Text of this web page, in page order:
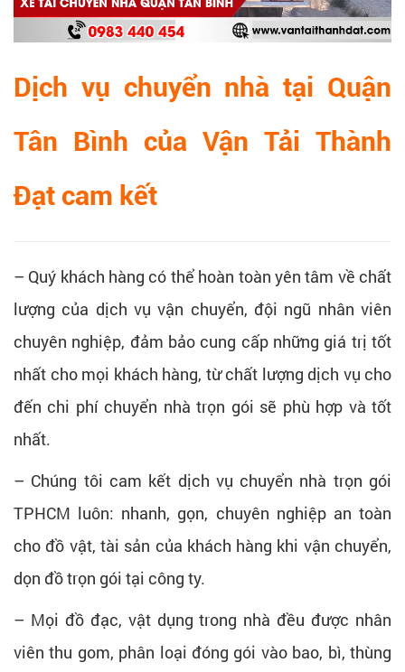
Dịch vụ chuyển nhà tại Quận
Tân Bình của Vận Tải Thành
Đạt cam kết
– Quý khách hàng có thể hoàn toàn yên tâm về chất
lượng của dịch vụ vận chuyển, đội ngũ nhân viên
chuyên nghiệp, đảm bảo cung cấp những giá trị tốt
nhất cho mọi khách hàng, từ chất lượng dịch vụ cho
đến chi phí chuyển nhà trọn gói sẽ phù hợp và tốt
nhất.
– Chúng tôi cam kết dịch vụ chuyển nhà trọn gói
TPHCM luôn: nhanh, gọn, chuyên nghiệp an toàn
cho đồ vật, tài sản của khách hàng khi vận chuyển,
dọn đồ trọn gói tại công ty.
– Mọi đồ đạc, vật dụng trong nhà đều được nhân
viên thu gom, phân loại đóng gói vào bao, bì, thùng